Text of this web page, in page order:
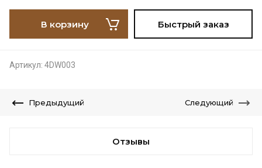
В корзину Быстрый заказ
Артикул: 4DW003
Предыдущий Следующий
Отзывы